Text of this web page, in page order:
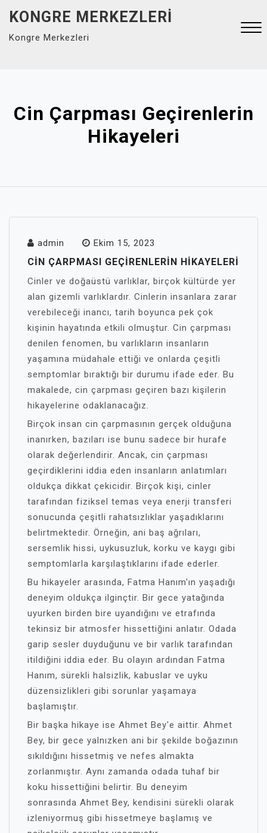
content
KONGRE MERKEZLERI
Kongre Merkezleri
Cin Çarpması Geçirenlerin
Hikayeleri
admin Ekim 15, 2023
CIN ÇARPMASI GEÇIRENLERIN HIKAYELERI
Cinler ve doğaüstü varlıklar, birçok kültürde yer
alan gizemli varlıklardır. Cinlerin insanlara zarar
verebileceği inancı, tarih boyunca pek çok
kişinin hayatında etkili olmuştur. Cin çarpması
denilen fenomen, bu varlıkların insanların
yaşamına müdahale ettiği ve onlarda çeşitli
semptomlar bıraktığı bir durumu ifade eder. Bu
makalede, cin çarpması geçiren bazı kişilerin
hikayelerine odaklanacağız.
Birçok insan cin çarpmasının gerçek olduğuna
inanırken, bazıları ise bunu sadece bir hurafe
olarak değerlendirir. Ancak, cin çarpması
geçirdiklerini iddia eden insanların anlatımları
oldukça dikkat çekicidir. Birçok kişi, cinler
tarafından fiziksel temas veya enerji transferi
sonucunda çeşitli rahatsızlıklar yaşadıklarını
belirtmektedir. Örneğin, ani baş ağrıları,
sersemlik hissi, uykusuzluk, korku ve kaygı gibi
semptomlarla karşılaştıklarını ifade ederler.
Bu hikayeler arasında, Fatma Hanım'ın yaşadığı
deneyim oldukça ilginçtir. Bir gece yatağında
uyurken birden bire uyandığını ve etrafında
tekinsiz bir atmosfer hissettiğini anlatır. Odada
garip sesler duyduğunu ve bir varlık tarafından
itildiğini iddia eder. Bu olayın ardından Fatma
Hanım, sürekli halsizlik, kabuslar ve uyku
düzensizlikleri gibi sorunlar yaşamaya
başlamıştır.
Bir başka hikaye ise Ahmet Bey'e aittir. Ahmet
Bey, bir gece yalnızken ani bir şekilde boğazının
sıkıldığını hissetmiş ve nefes almakta
zorlanmıştır. Aynı zamanda odada tuhaf bir
koku hissettiğini belirtir. Bu deneyim
sonrasında Ahmet Bey, kendisini sürekli olarak
izleniyormuş gibi hissetmeye başlamış ve